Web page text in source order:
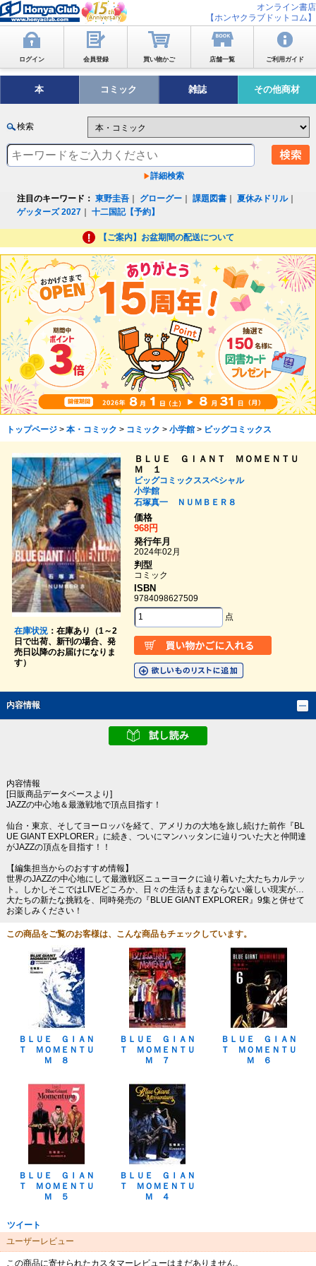
オンライン書店
【ホンヤクラブドットコム】
ログイン 会員登録 買い物かご 店舗一覧 ご利用ガイド
本 コミック 雑誌 その他商材
検索
詳細検索
注目のキーワード： 東野圭吾 グローグー ｜課題図書 ｜夏休みドリル｜
ゲッターズ 2027 ｜十二国記【予約】
【ご案内】お盆期間の配送について
トップページ> 本・コミック > コミック > 小学館> ビッグコミックス
在庫状況：在庫あり（1～2
日で出荷、新刊の場合、発
売日以降のお届けになりま
す）
ＢＬＵＥ ＧＩＡＮＴ ＭＯＭＥＮＴＵ
Ｍ １
ビッグコミックススペシャル
小学館
石塚真一
ＮＵＭＢＥＲ８
価格
968円
発行年月
2024年02月
判型
コミック
ISBN
9784098627509
点
内容情報
内容情報
[日販商品データベースより]
JAZZの中心地＆最激戦地で頂点目指す！
仙台・東京、そしてヨーロッパを経て、アメリカの大地を旅し続けた前作『BL
UE GIANT EXPLORER』に続き、ついにマンハッタンに辿りついた大と仲間達
がJAZZの頂点を目指す！！
【編集担当からのおすすめ情報】
世界のJAZZの中心地にして最激戦区ニューヨークに辿り着いた大たちカルテッ
ト。しかしそこではLIVEどころか、日々の生活もままならない厳しい現実が…
大たちの新たな挑戦を、同時発売の『BLUE GIANT EXPLORER』9集と併せて
お楽しみください！
この商品をご覧のお客様は、こんな商品もチェックしています。
ＢＬＵＥ ＧＩＡＮ
Ｔ ＭＯＭＥＮＴＵ
Ｍ ８
ＢＬＵＥ ＧＩＡＮ
Ｔ ＭＯＭＥＮＴＵ
Ｍ ７
ＢＬＵＥ ＧＩＡＮ
Ｔ ＭＯＭＥＮＴＵ
Ｍ ６
ＢＬＵＥ ＧＩＡＮ
Ｔ ＭＯＭＥＮＴＵ
Ｍ ５
ＢＬＵＥ ＧＩＡＮ
Ｔ ＭＯＭＥＮＴＵ
Ｍ ４
ツイート
ユーザーレビュー
この商品に寄せられたカスタマーレビューはまだありません。